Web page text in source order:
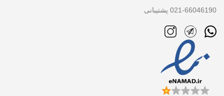
021-66046190 پشتیبانی